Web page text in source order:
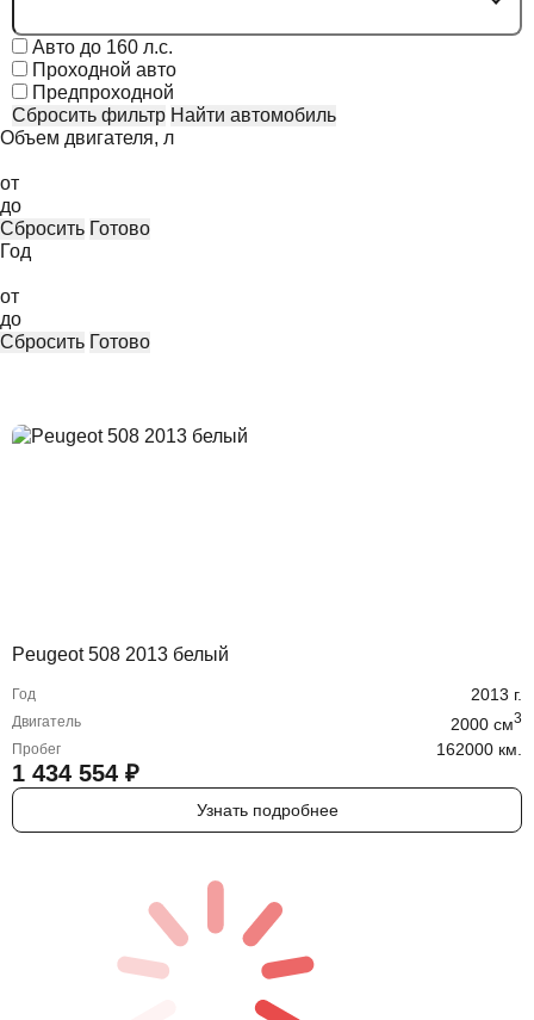
Авто до 160 л.с.
Проходной авто
Предпроходной
Сбросить фильтр
Найти автомобиль
Объем двигателя, л
от
до
Сбросить Готово
Год
от
до
Сбросить Готово
Peugeot 508 2013 белый
Год 2013 г.
Двигатель 2000 cм3
Пробег 162000 км.
1 434 554 ₽
Узнать подробнее